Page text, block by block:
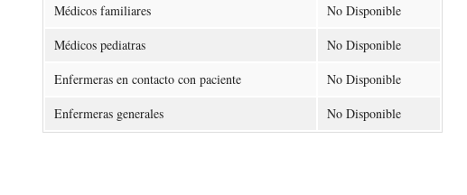
Médicos familiares
No Disponible
Médicos pediatras
No Disponible
Enfermeras en contacto con paciente
No Disponible
Enfermeras generales
No Disponible